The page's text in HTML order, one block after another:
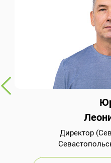
Директор